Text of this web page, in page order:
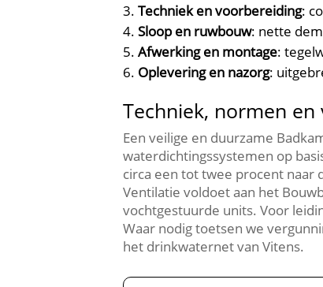
Techniek en voorbereiding:
Sloop en ruwbouw: nette
Afwerking en montage:
Oplevering en nazorg:
Techniek, normen
Een veilige en duurzame
waterdichtingssystemen op
circa een tot twee procent naar
Ventilatie voldoet aan het
vochtgestuurde units.​ Voor
Waar nodig toetsen we
het drinkwaternet van Vitens.​